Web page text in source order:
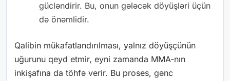
gücləndirir. Bu, onun gələcək döyüşləri üçün
də önəmlidir.
Qalibin mükafatlandırılması, yalnız döyüşçünün
uğurunu qeyd etmir, eyni zamanda MMA-nın
inkişafına da töhfə verir. Bu proses, gənc